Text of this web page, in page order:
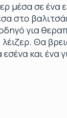
μέσα σε ένα
στο
για
Θα
και ένα